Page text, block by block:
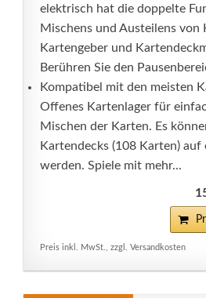
elektrisch hat die doppelte
Mischens und Austeilens von
Kartengeber und
Berühren Sie den
Kompatibel mit den meisten
Offenes Kartenlager für
Mischen der Karten. Es
Kartendecks (108 Karten) auf
werden. Spiele mit mehr...
Preis inkl. MwSt., zzgl. Versandkosten